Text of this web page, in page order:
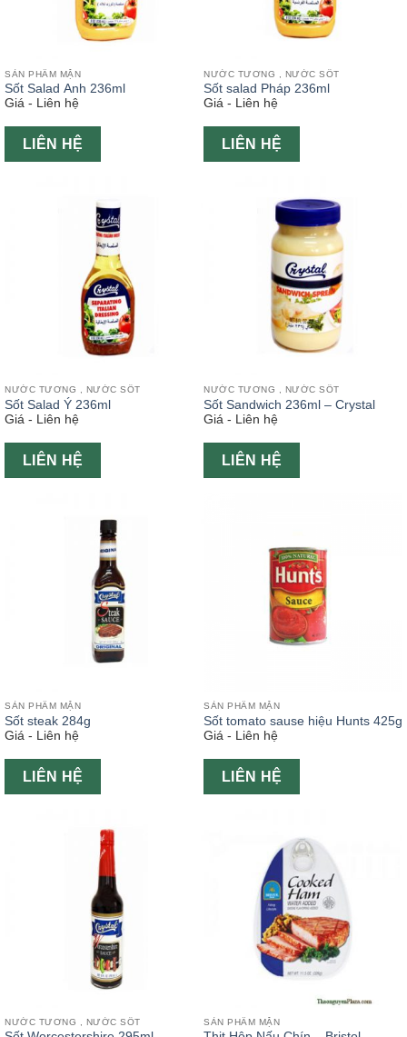
SẢN PHẨM MẶN
Sốt Salad Anh 236ml
Giá - Liên hệ
LIÊN HỆ
NƯỚC TƯƠNG , NƯỚC SỐT
Sốt salad Pháp 236ml
Giá - Liên hệ
LIÊN HỆ
NƯỚC TƯƠNG , NƯỚC SỐT
Sốt Salad Ý 236ml
Giá - Liên hệ
LIÊN HỆ
NƯỚC TƯƠNG , NƯỚC SỐT
Sốt Sandwich 236ml – Crystal
Giá - Liên hệ
LIÊN HỆ
SẢN PHẨM MẶN
Sốt steak 284g
Giá - Liên hệ
LIÊN HỆ
SẢN PHẨM MẶN
Sốt tomato sause hiệu Hunts 425g
Giá - Liên hệ
LIÊN HỆ
NƯỚC TƯƠNG , NƯỚC SỐT SẢN PHẨM MẶN